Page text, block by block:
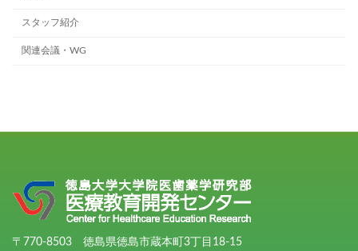
スタッフ紹介
関連会議・WG
〒770-8503 徳島県徳島市蔵本町3丁目18-15